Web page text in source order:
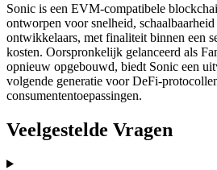
Sonic is een EVM-compatibele
ontworpen voor snelheid,
ontwikkelaars, met finaliteit binnen een
kosten. Oorspronkelijk gelanceerd als
opnieuw opgebouwd, biedt Sonic een
volgende generatie voor DeFi-
consumententoepassingen.
Veelgestelde Vragen